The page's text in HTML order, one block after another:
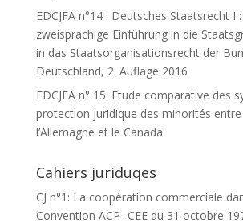
EDCJFA n°14 : Deutsches Staatsrecht I
zweisprachige Einführung in die
in das Staatsorganisationsrecht der
Deutschland, 2. Auflage 2016
EDCJFA n° 15: Etude comparative des
protection juridique des minorités entre
l’Allemagne et le Canada
Cahiers juriduqes
CJ n°1: La coopération commerciale
Convention ACP- CEE du 31 octobre